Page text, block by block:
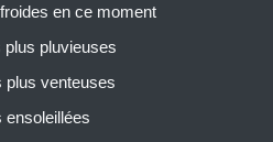
en ce moment
plus pluvieuses
plus venteuses
ensoleillées